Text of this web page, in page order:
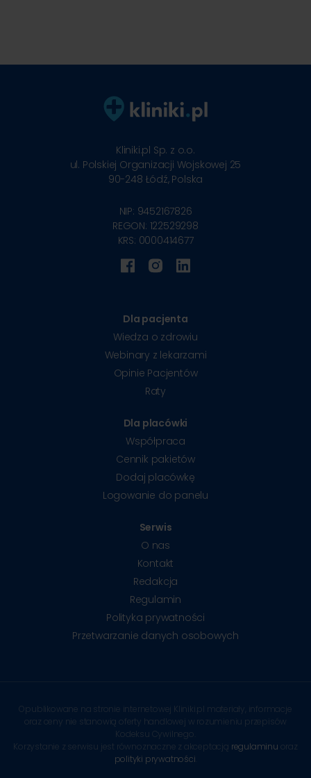
Kliniki.pl Sp. z o.o.
ul. Polskiej Organizacji Wojskowej 25
90-248 Łódź, Polska
NIP: 9452167826
REGON: 122529298
KRS: 0000414677
Dla pacjenta
Wiedza o zdrowiu
Webinary z lekarzami
Opinie Pacjentów
Raty
Dla placówki
Współpraca
Cennik pakietów
Dodaj placówkę
Logowanie do panelu
Serwis
O nas
Kontakt
Redakcja
Regulamin
Polityka prywatności
Przetwarzanie danych osobowych
Opublikowane na stronie internetowej Kliniki.pl materiały, informacje
oraz ceny nie stanowią oferty handlowej w rozumieniu przepisów
Kodeksu Cywilnego.
Korzystanie z serwisu jest równoznaczne z akceptacją regulaminu oraz
polityki prywatności